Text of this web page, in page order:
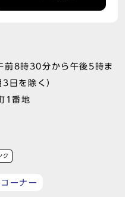
前8時30分から午後5時ま
日を除く）
1番地
ク
ーナー